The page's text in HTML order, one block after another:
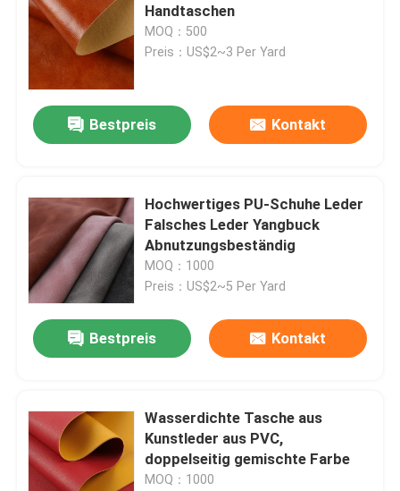
Handtaschen
MOQ：500
Preis：US$2~3 Per Yard
Bestpreis Kontakt
Hochwertiges PU-Schuhe Leder
Falsches Leder Yangbuck
Abnutzungsbeständig
MOQ：1000
Preis：US$2~5 Per Yard
Bestpreis Kontakt
Wasserdichte Tasche aus
Kunstleder aus PVC,
doppelseitig gemischte Farbe
MOQ：1000